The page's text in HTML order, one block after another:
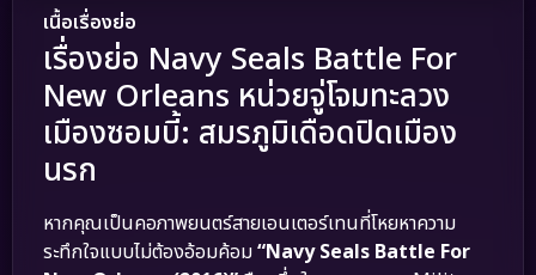
เนื้อเรื่องย่อ
เรื่องย่อ Navy Seals Battle For
New Orleans หน่วยจู่โจมทะลวง
เมืองซอมบี้: สมรภูมิเดือดปิดเมือง
นรก
หากคุณเป็นคอภาพยนตร์สายเอนเตอร์เทนที่โหยหาความ
ระทึกใจแบบไม่ต้องอ้อมค้อม“Navy Seals Battle For